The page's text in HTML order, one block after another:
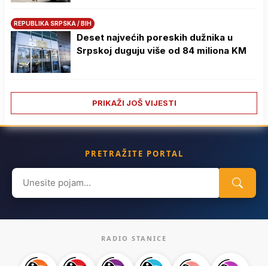
REPUBLIKA SRPSKA / BIH
Deset najvećih poreskih dužnika u
Srpskoj duguju više od 84 miliona KM
PRIKAŽI JOŠ VIJESTI
PRETRAŽITE PORTAL
Search
for:
RADIO STANICE